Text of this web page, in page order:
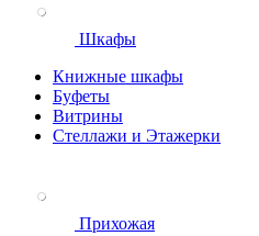
Шкафы
Книжные шкафы
Буфеты
Витрины
Стеллажи и Этажерки
Прихожая